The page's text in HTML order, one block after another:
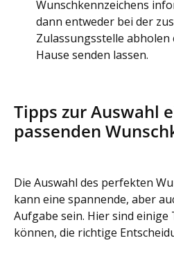
Wunschkennzeichens
dann entweder bei der
Zulassungsstelle abholen
Hause senden lassen.
Tipps zur Auswahl
passenden
Die Auswahl des perfekten
kann eine spannende, aber
Aufgabe sein. Hier sind
können, die richtige